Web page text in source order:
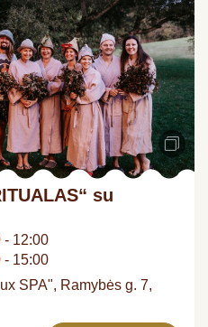
su
- 12:00
- 15:00
SPA", Ramybės g. 7,